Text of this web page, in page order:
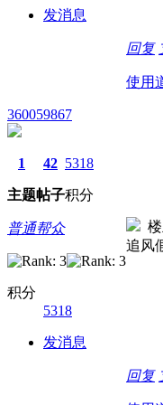
发消息
回复
使用
360059867
1
主题
42
帖子
5318
积分
普通帮众
积分
5318
发消息
追风
回复